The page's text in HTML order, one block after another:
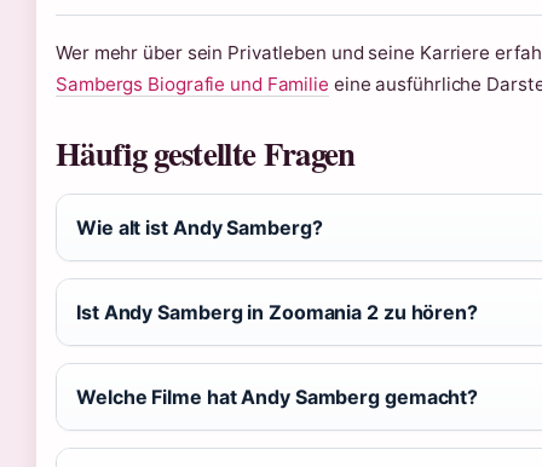
Wer mehr über sein Privatleben und seine Karriere
Sambergs Biografie und Familie eine ausführliche
Häufig gestellte Fragen
Wie alt ist Andy Samberg?
Ist Andy Samberg in Zoomania 2 zu hören?
Welche Filme hat Andy Samberg gemacht?